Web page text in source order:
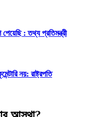
পেয়েছি : তথ্য প্রতিমন্ত্রী
নয়: রাষ্ট্রপতি